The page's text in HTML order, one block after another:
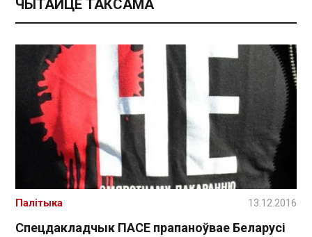
ЧЫТАЙЦЕ ТАКСАМА
Спецдакладчык ПАСЕ прапаноўвае Беларусі
Палітыка 13.12.2016